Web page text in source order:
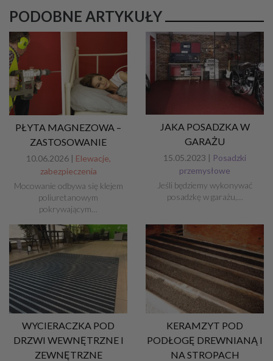
PODOBNE ARTYKUŁY
PŁYTA MAGNEZOWA –
ZASTOSOWANIE
10.06.2026 | Elewacje,
zabezpieczenia
Mocowanie odbywa się klejem
poliuretanowym
pokrywającym…
JAKA POSADZKA W
GARAŻU
15.05.2023 | Posadzki
przemysłowe
Jeśli będziemy wykonywać
posadzkę w garażu,…
WYCIERACZKA POD
DRZWI WEWNĘTRZNE I
ZEWNĘTRZNE
KERAMZYT POD
PODŁOGĘ DREWNIANĄ I
NA STROPACH